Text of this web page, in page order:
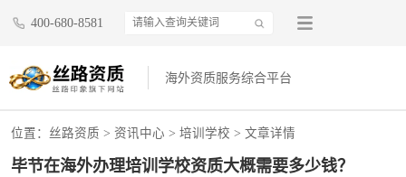
400-680-8581
海外资质服务综合平台
位置： 丝路资质 > 资讯中心 > 培训学校 > 文章详情
毕节在海外办理培训学校资质大概需要多少钱？